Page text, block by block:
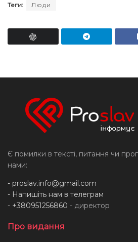
Теги: Люди
Є помилки в тексті, питання чи
нами:
- proslav.info@gmail.com
- Напишіть нам в телеграм
- +380951256860 - директор
Про видання